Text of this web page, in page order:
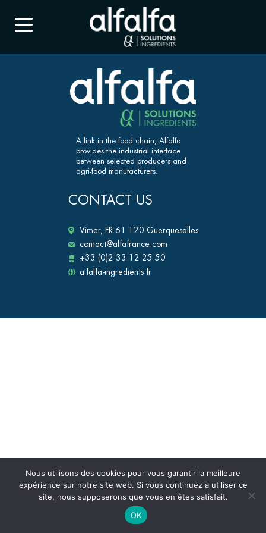
A link in the food chain, Alfalfa
provides the industrial interface
between selected producers and
agri-food manufacturers.
CONTACT US
Vimer, FR 61 120 Guerquesalles
contact@alfafrance.com
+33 (0)2 33 12 25 50
alfalfa-ingredients.fr
Nous utilisons des cookies pour vous garantir la meilleure
expérience sur notre site web. Si vous continuez à utiliser ce
site, nous supposerons que vous en êtes satisfait.
OK